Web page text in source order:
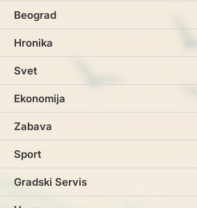
Beograd
Hronika
Svet
Ekonomija
Zabava
Sport
Gradski Servis